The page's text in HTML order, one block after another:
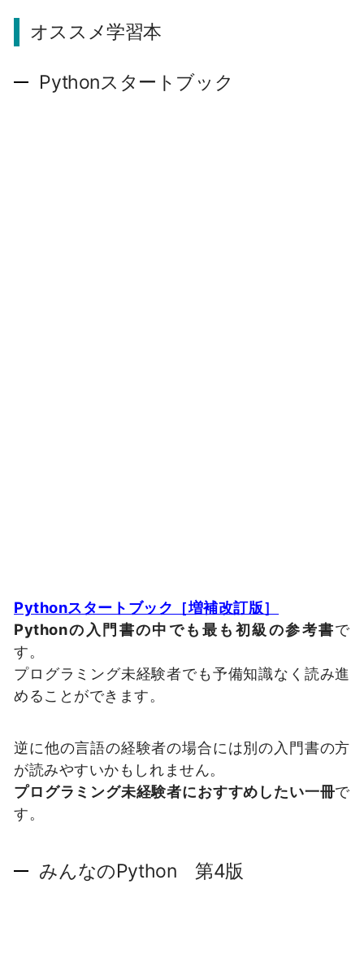
オススメ学習本
Pythonスタートブック
Pythonスタートブック［増補改訂版］
Pythonの入門書の中でも最も初級の参考書で
す。
プログラミング未経験者でも予備知識なく読み進
めることができます。
逆に他の言語の経験者の場合には別の入門書の方
が読みやすいかもしれません。
プログラミング未経験者におすすめしたい一冊で
す。
みんなのPython 第4版